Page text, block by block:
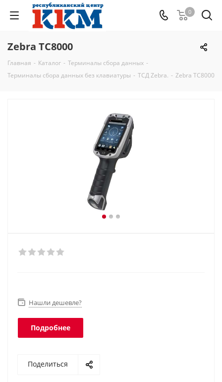
0
Zebra TC8000
Главная - Каталог - Терминалы сбора данных -
Терминалы сбора данных без клавиатуры - ТСД Zebra. - Zebra TC8000
Нашли дешевле?
Подробнее
Поделиться